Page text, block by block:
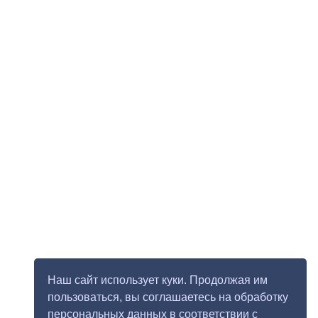
Наш сайт использует куки. Продолжая им
пользоваться, вы соглашаетесь на обработку
персональных данных в соответствии с